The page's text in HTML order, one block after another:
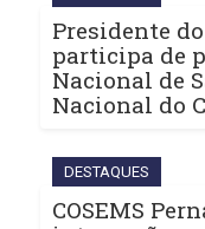
Presidente
participa de
Nacional de
Nacional do
DESTAQUES
COSEMS